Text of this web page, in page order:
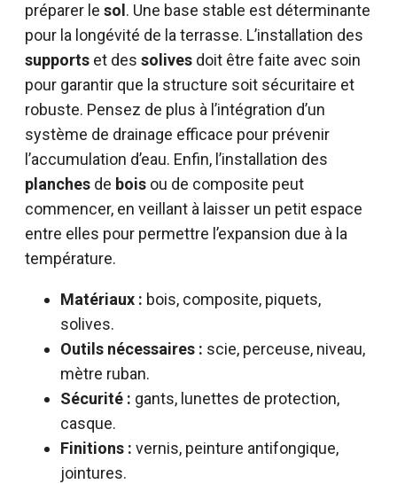
préparer le sol . Une base stable est déterminante
pour la longévité de la terrasse. L’installation des
supports et des solives doit être faite avec soin
pour garantir que la structure soit sécuritaire et
robuste. Pensez de plus à l’intégration d’un
système de drainage efficace pour prévenir
l’accumulation d’eau. Enfin, l’installation des
planches de bois ou de composite peut
commencer, en veillant à laisser un petit espace
entre elles pour permettre l’expansion due à la
température.
Matériaux : bois, composite, piquets,
solives.
Outils nécessaires : scie, perceuse, niveau,
mètre ruban.
Sécurité : gants, lunettes de protection,
casque.
Finitions : vernis, peinture antifongique,
jointures.